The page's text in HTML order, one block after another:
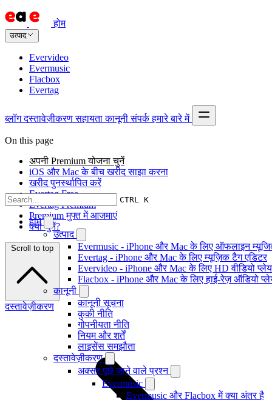
होम
उत्पाद
Evervideo
Evermusic
Flacbox
Evertag
ब्लॉग दस्तावेज़ीकरण सहायता कानूनी संपर्क हमारे बारे में
CTRL K
होम
उत्पाद
Evermusic - iPhone और Mac के लिए ऑफलाइन
Evertag - iPhone और Mac के लिए म्यूज़िक टैग एडिटर
Evervideo - iPhone और Mac के लिए HD वीडियो
Flacbox - iPhone और Mac के लिए हाई-रेज़ ऑडियो
कानूनी
कानूनी सूचना
कुकी नीति
गोपनीयता नीति
नियम और शर्तें
लाइसेंस समझौता
दस्तावेज़ीकरण
अक्सर पूछे जाने वाले प्रश्न
Evermusic
Evermusic और Flacbox में क्या अंतर है
On this page
अपनी Premium योजना चुनें
iOS और Mac के बीच खरीद साझा करना
खरीद पुनर्स्थापित करें
Evertag Free
Evertag Premium
Premium मुफ्त में आजमाएं
क्या चुनें?
Scroll to top
दस्तावेज़ीकरण